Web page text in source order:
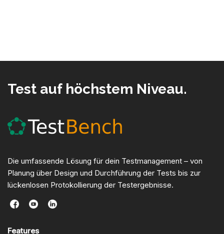
Test auf höchstem Niveau.
Die umfassende Lösung für dein Testmanagement – von
Planung über Design und Durchführung der Tests bis zur
lückenlosen Protokollierung der Testergebnisse.
Features